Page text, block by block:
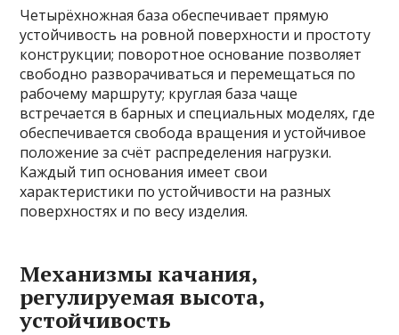
Четырёхножная база обеспечивает прямую
устойчивость на ровной поверхности и простоту
конструкции; поворотное основание позволяет
свободно разворачиваться и перемещаться по
рабочему маршруту; круглая база чаще
встречается в барных и специальных моделях, где
обеспечивается свобода вращения и устойчивое
положение за счёт распределения нагрузки.
Каждый тип основания имеет свои
характеристики по устойчивости на разных
поверхностях и по весу изделия.
Механизмы качания,
регулируемая высота,
устойчивость